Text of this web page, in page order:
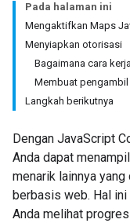
Pada halaman ini
Mengaktifkan Maps
Menyiapkan otorisasi
Bagaimana cara
Membuat
Langkah berikutnya
Dengan JavaScript
Anda dapat
menarik lainnya
berbasis web. Hal ini
Anda melihat